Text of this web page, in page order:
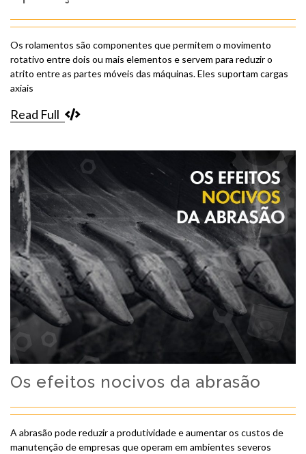
Os rolamentos são componentes que permitem o movimento
rotativo entre dois ou mais elementos e servem para reduzir o
atrito entre as partes móveis das máquinas. Eles suportam cargas
axiais
Read Full
Os efeitos nocivos da abrasão
A abrasão pode reduzir a produtividade e aumentar os custos de
manutenção de empresas que operam em ambientes severos